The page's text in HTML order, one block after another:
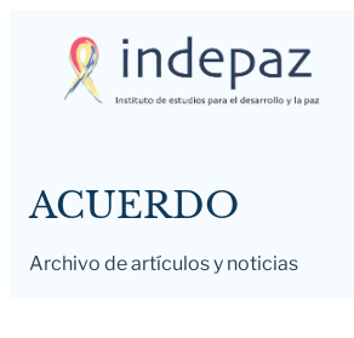
ACUERDO
Archivo de artículos y noticias